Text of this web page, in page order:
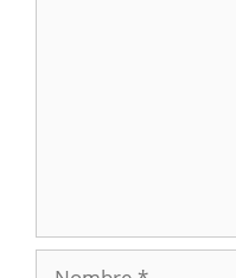
Nombre